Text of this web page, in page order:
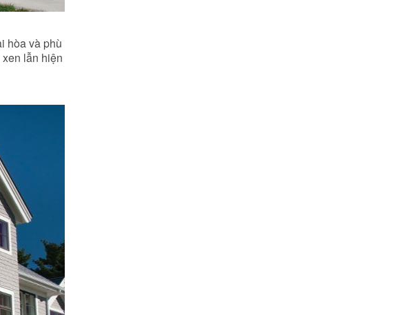
hòa và phù
lẫn hiện